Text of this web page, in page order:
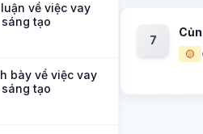
7
🟡
về việc vay
sáng tạo
bày về việc vay
sáng tạo